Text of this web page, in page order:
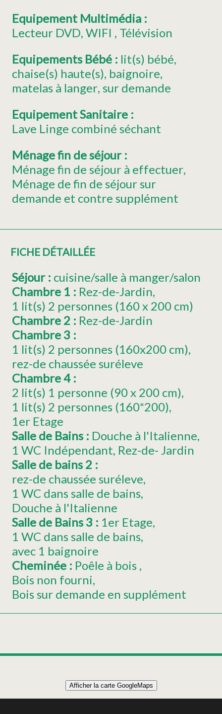
Equipement Multimédia :
Lecteur DVD WIFI
Télévision
Equipements Bébé : lit(s) bébé
chaise(s) haute(s) baignoire
matelas à langer sur demande
Equipement Sanitaire :
Lave Linge combiné séchant
Ménage fin de séjour :
Ménage fin de séjour à effectuer
Ménage de fin de séjour sur
demande et contre supplément
FICHE DÉTAILLÉE
Séjour : cuisine/salle à manger/salon
Chambre 1 : Rez-de-Jardin
1 lit(s) 2 personnes (160 x 200 cm)
Chambre 2 : Rez-de-Jardin
Chambre 3 :
1 lit(s) 2 personnes (160x200 cm)
rez-de chaussée suréleve
Chambre 4 :
2 lit(s) 1 personne (90 x 200 cm)
1 lit(s) 2 personnes (160*200)
1er Etage
Salle de Bains : Douche à l'Italienne
1 WC Indépendant Rez-de- Jardin
Salle de bains 2 :
rez-de chaussée suréleve
1 WC dans salle de bains
Douche à l'Italienne
Salle de Bains 3 : 1er Etage
1 WC dans salle de bains
avec 1 baignoire
Cheminée : Poêle à bois
Bois non fourni
Bois sur demande en supplément
CHALET 175m² 10 PERSONNES
Afficher la carte GoogleMaps